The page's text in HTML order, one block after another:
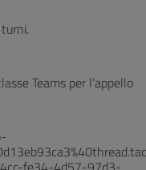
Teams per l’appello